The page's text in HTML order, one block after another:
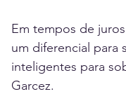
Em tempos de
um diferencial para
inteligentes para
Garcez.